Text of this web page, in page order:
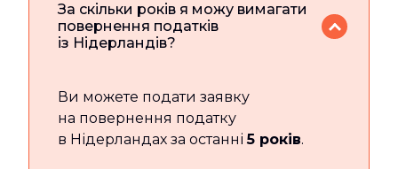
За скільки років я можу вимагати
повернення податків
із Нідерландів?
Ви можете подати заявку
на повернення податку
в Нідерландах за останні5 років.